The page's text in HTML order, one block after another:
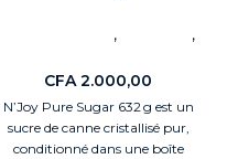
, ,
CFA 2.000,00
N’Joy Pure Sugar 632 g est un
sucre de canne cristallisé pur,
conditionné dans une boîte